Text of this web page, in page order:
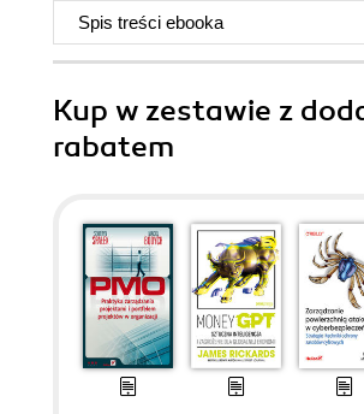
Spis treści ebooka
Kup w zestawie z
rabatem